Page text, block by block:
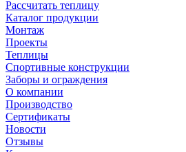
Рассчитать теплицу
Каталог продукции
Монтаж
Проекты
Теплицы
Спортивные конструкции
Заборы и ограждения
О компании
Производство
Сертификаты
Новости
Отзывы